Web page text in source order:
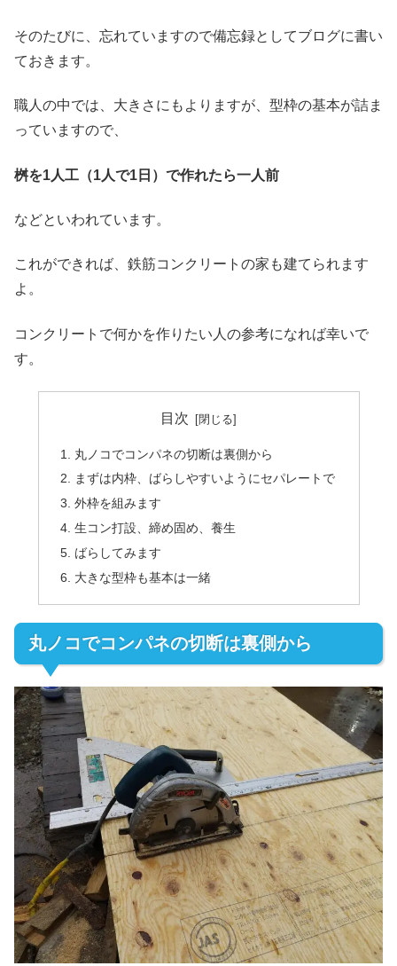
そのたびに、忘れていますので備忘録としてブログに書い
ておきます。
職人の中では、大きさにもよりますが、型枠の基本が詰ま
っていますので、
桝を1人工（1人で1日）で作れたら一人前
などといわれています。
これができれば、鉄筋コンクリートの家も建てられます
よ。
コンクリートで何かを作りたい人の参考になれば幸いで
す。
目次
丸ノコでコンパネの切断は裏側から
まずは内枠、ばらしやすいようにセパレートで
外枠を組みます
生コン打設、締め固め、養生
ばらしてみます
大きな型枠も基本は一緒
丸ノコでコンパネの切断は裏側から